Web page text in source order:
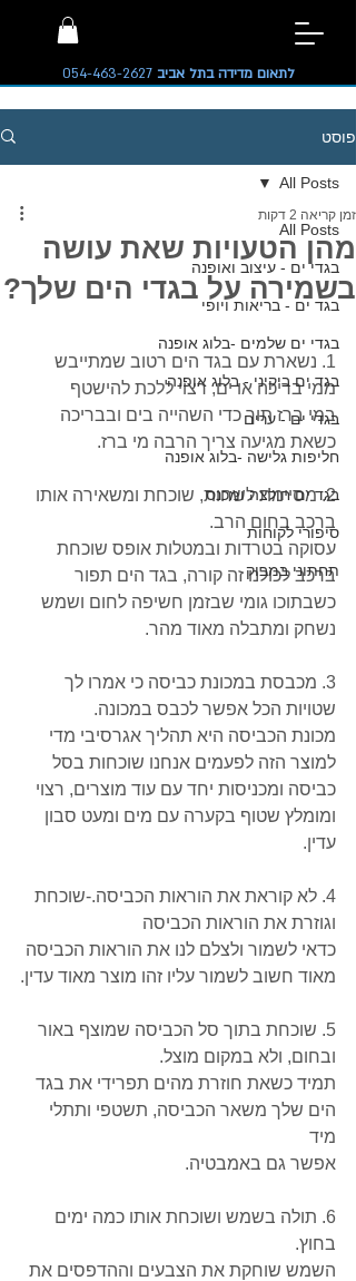
לתאום מדידה בתל אביב054-463-2627
פוסט
All Posts
בגדי ים - עיצוב ואופנה
בגד ים - בריאות ויופי
בגדי ים שלמים -בלוג אופנה
בגד ים ביקיני - בלוג אופנה
בגדי ים - ערים
חליפות גלישה -בלוג אופנה
בגד ים חולצה ומכנס
סיפורי לקוחות
תחתוני במבוק
All Posts
מהן הטעויות שאת עושה
בשמירה על בגדי הים שלך?
זמן קריאה 2 דקות
1. נשארת עם בגד הים רטוב שמתייבש
ממי בריכה או ים, רצוי ללכת להישטף
במי ברז תוך כדי השהייה בים ובבריכה
כשאת מגיעה צריך הרבה מי ברז.
2. מסיימת לשחות, שוכחת ומשאירה אותו
ברכב בחום הרב.
עסוקה בטרדות ובמטלות אופס שוכחת
ברכב לכולנו זה קורה, בגד הים תפור
כשבתוכו גומי שבזמן חשיפה לחום ושמש
נשחק ומתבלה מאוד מהר.
3. מכבסת במכונת כביסה כי אמרו לך
שטויות הכל אפשר לכבס במכונה.
מכונת הכביסה היא תהליך אגרסיבי מדי
למוצר הזה לפעמים אנחנו שוכחות בסל
כביסה ומכניסות יחד עם עוד מוצרים, רצוי
ומומלץ שטוף בקערה עם מים ומעט סבון
עדין.
4. לא קוראת את הוראות הכביסה.-שוכחת
וגוזרת את הוראות הכביסה
כדאי לשמור ולצלם לנו את הוראות הכביסה
מאוד חשוב לשמור עליו זהו מוצר מאוד עדין.
5. שוכחת בתוך סל הכביסה שמוצף באור
ובחום, ולא במקום מוצל.
תמיד כשאת חוזרת מהים תפרידי את בגד
הים שלך משאר הכביסה, תשטפי ותתלי
מיד
אפשר גם באמבטיה.
6. תולה בשמש ושוכחת אותו כמה ימים
בחוץ.
השמש שוחקת את הצבעים וההדפסים את